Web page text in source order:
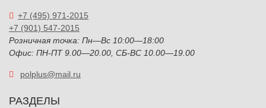
+7 (495) 971-2015
+7 (901) 547-2015
Розничная точка: Пн—Вс 10:00—18:00
Офис: ПН-ПТ 9.00—20.00, СБ-ВС 10.00—19.00
polplus@mail.ru
РАЗДЕЛЫ